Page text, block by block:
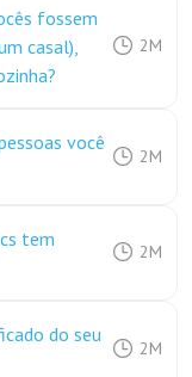
fossem
casal),
2M
você
2M
tem
2M
do seu
2M